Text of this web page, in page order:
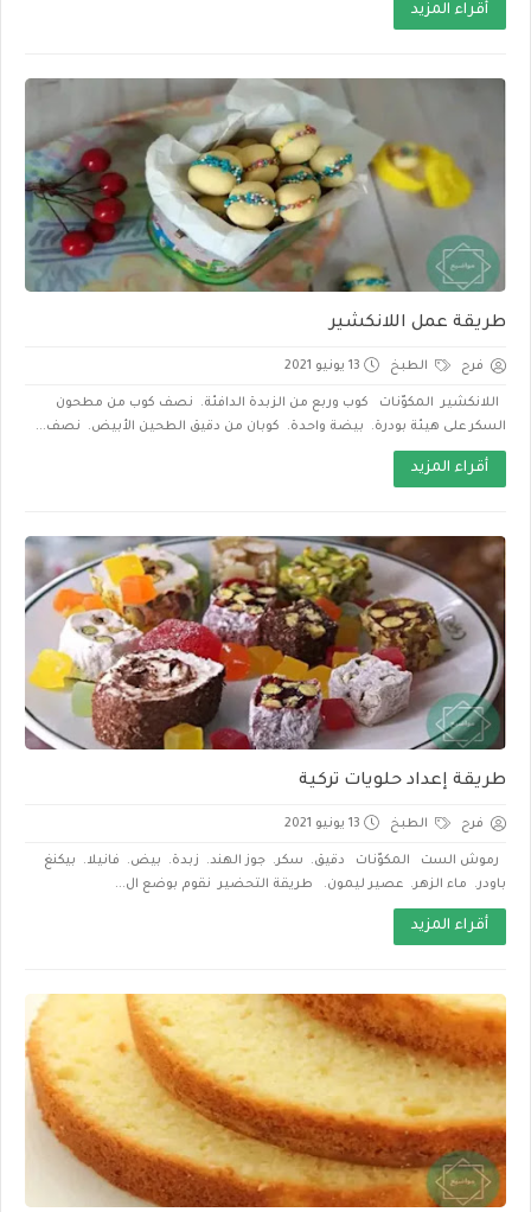
أقراء المزيد
طريقة عمل اللانكشير
فرح الطبخ 13 يونيو 2021
اللانكشير المكوّنات كوب وربع من الزبدة الدافئة. نصف كوب من مطحون
السكر على هيئة بودرة. بيضة واحدة. كوبان من دقيق الطحين الأبيض. نصف...
أقراء المزيد
طريقة إعداد حلويات تركية
فرح الطبخ 13 يونيو 2021
رموش الست المكوّنات دقيق. سكر. جوز الهند. زبدة. بيض. فانيلا. بيكنغ
باودر. ماء الزهر. عصير ليمون. طريقة التحضير نقوم بوضع ال...
أقراء المزيد